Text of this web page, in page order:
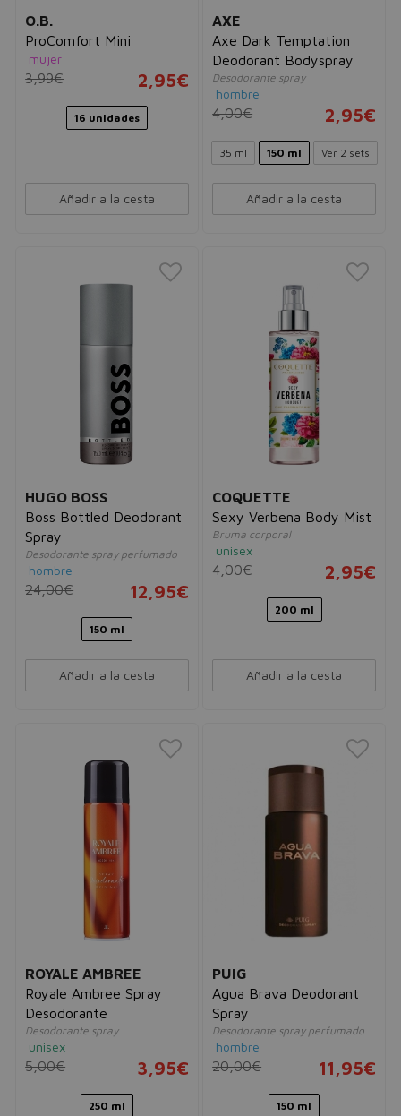
O.B.
ProComfort Mini
mujer
3,99€ 2,95€
16 unidades
Añadir a la cesta
AXE
Axe Dark Temptation
Deodorant Bodyspray
Desodorante spray
hombre
4,00€ 2,95€
35 ml 150 ml Ver 2 sets
Añadir a la cesta
HUGO BOSS
Boss Bottled Deodorant
Spray
Desodorante spray perfumado
hombre
24,00€ 12,95€
150 ml
Añadir a la cesta
COQUETTE
Sexy Verbena Body Mist
Bruma corporal
unisex
4,00€ 2,95€
200 ml
Añadir a la cesta
ROYALE AMBREE
Royale Ambree Spray
Desodorante
Desodorante spray
unisex
5,00€ 3,95€
250 ml
PUIG
Agua Brava Deodorant
Spray
Desodorante spray perfumado
hombre
20,00€ 11,95€
150 ml